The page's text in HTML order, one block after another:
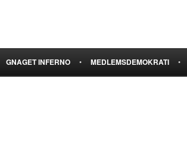
GNAGET INFERNO • MEDLEMSDEMOKRATI •